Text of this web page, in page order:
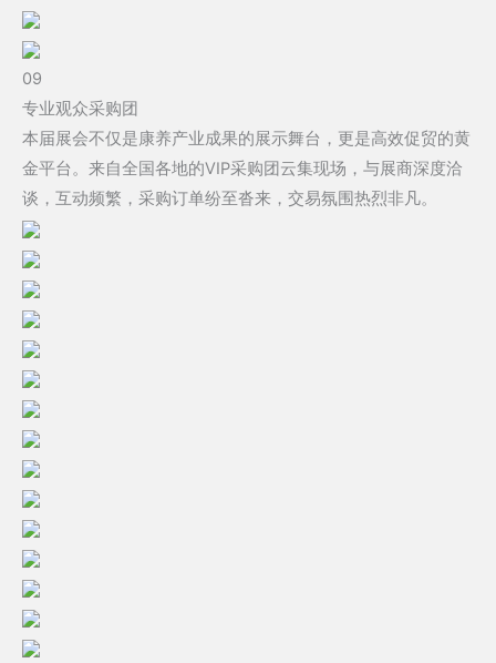
09
专业观众采购团
本届展会不仅是康养产业成果的展示舞台，更是高效促贸的黄
金平台。来自全国各地的VIP采购团云集现场，与展商深度洽
谈，互动频繁，采购订单纷至沓来，交易氛围热烈非凡。